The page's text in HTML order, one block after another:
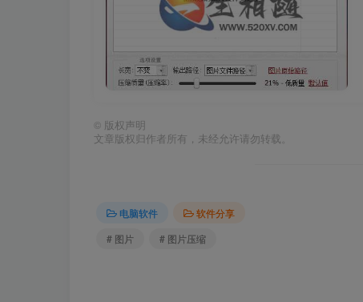
© 版权声明
文章版权归作者所有，未经允许请勿转载。
电脑软件
软件分享
# 图片
# 图片压缩